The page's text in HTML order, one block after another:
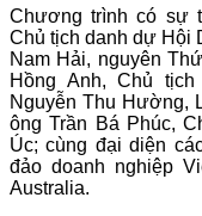
Chương trình có sự
Chủ tịch danh dự Hội
Nam Hải, nguyên
Hồng Anh, Chủ
Nguyễn Thu Hường,
ông Trần Bá Phúc,
Úc; cùng đại diện
đảo doanh nghiệp
Australia.